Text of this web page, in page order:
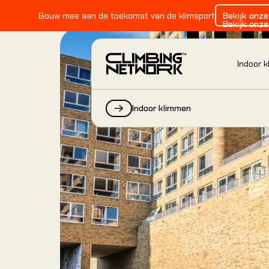
Bouw mee aan de toekomst van de klimsport Bekijk
Bekijk
Indoor
Indoor klimmen
INDOOR KLIMMEN
Alles over indoor klimmen
Alles over indoor klimmen
Alles over indoor klimmen